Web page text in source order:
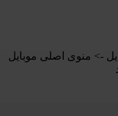
-> منوی اصلی موبایل